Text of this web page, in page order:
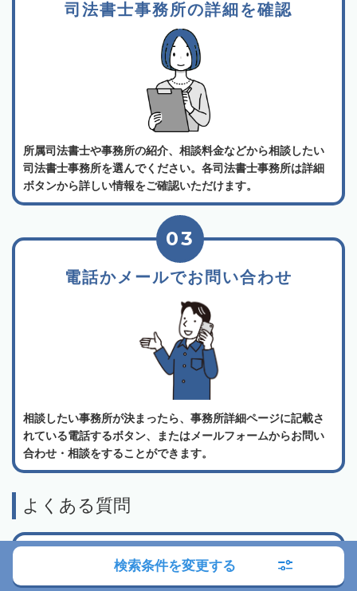
司法書士事務所の詳細を確認
所属司法書士や事務所の紹介、相談料金などから相談したい
司法書士事務所を選んでください。各司法書士事務所は詳細
ボタンから詳しい情報をご確認いただけます。
電話かメールでお問い合わせ
03
相談したい事務所が決まったら、事務所詳細ページに記載さ
れている電話するボタン、またはメールフォームからお問い
合わせ・相談をすることができます。
よくある質問
相続会議の利用は無料でしょうか？
検索条件を変更する